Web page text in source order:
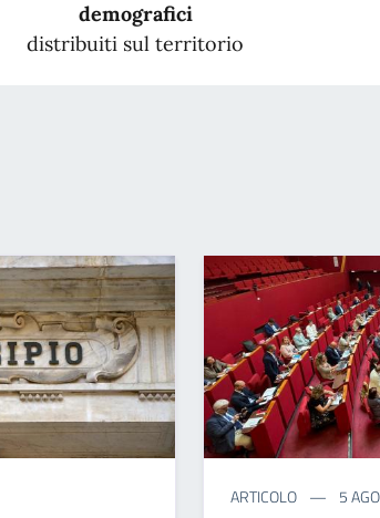
demografici
distribuiti sul territorio
ARTICOLO 5